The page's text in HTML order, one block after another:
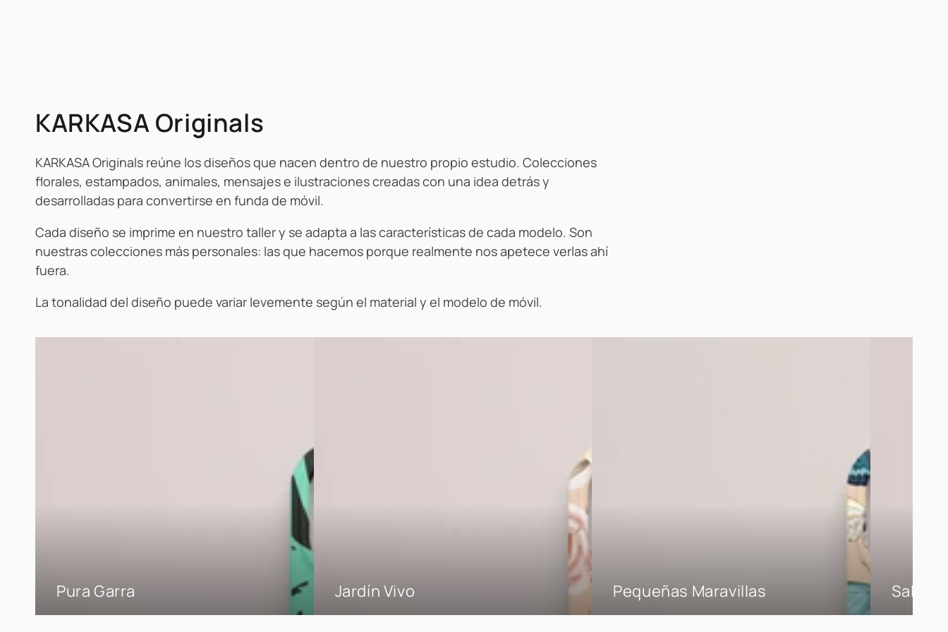
Colección:
KARKASA Originals
KARKASA Originals reúne los diseños que nacen dentro de nuestro propio estudio. Colecciones
florales, estampados, animales, mensajes e ilustraciones creadas con una idea detrás y
desarrolladas para convertirse en funda de móvil.
Cada diseño se imprime en nuestro taller y se adapta a las características de cada modelo. Son
nuestras colecciones más personales: las que hacemos porque realmente nos apetece verlas ahí
fuera.
La tonalidad del diseño puede variar levemente según el material y el modelo de móvil.
Pura Garra Jardín Vivo Pequeñas Maravillas Salitre